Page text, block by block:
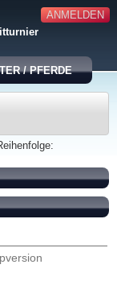
ANMELDEN
/ PFERDE